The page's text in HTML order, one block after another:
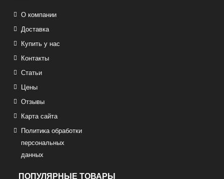
О компании
Доставка
Купить у нас
Контакты
Статьи
Цены
Отзывы
Карта сайта
Политика обработки
персональных
данных
ПОПУЛЯРНЫЕ ТОВАРЫ